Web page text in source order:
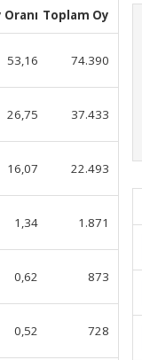
Oranı Toplam Oy
53,16 74.390
26,75 37.433
16,07 22.493
1,34 1.871
0,62 873
0,52 728